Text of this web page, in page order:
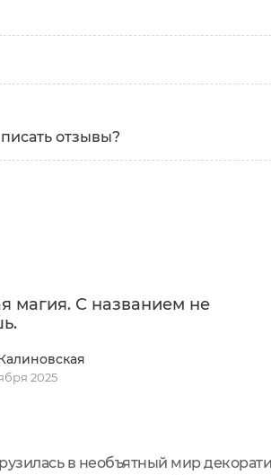
отзывы?
магия. С названием не
2025
в необъятный мир